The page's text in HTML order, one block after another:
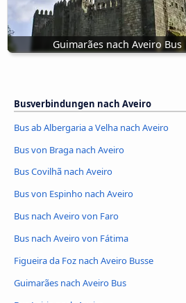
Guimarães nach Aveiro Bus
Busverbindungen nach Aveiro
Bus ab Albergaria a Velha nach Aveiro
Bus von Braga nach Aveiro
Bus Covilhã nach Aveiro
Bus von Espinho nach Aveiro
Bus nach Aveiro von Faro
Bus nach Aveiro von Fátima
Figueira da Foz nach Aveiro Busse
Guimarães nach Aveiro Bus